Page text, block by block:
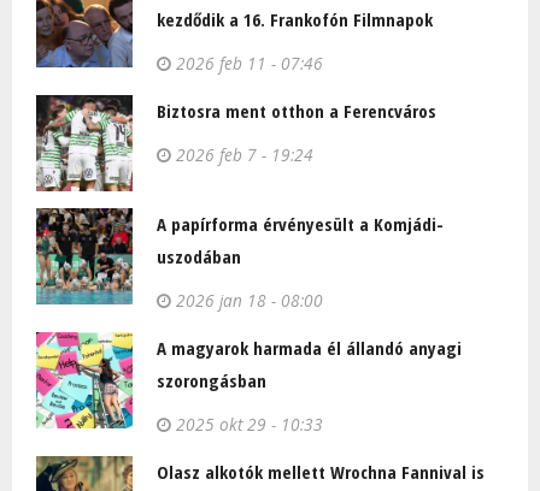
kezdődik a 16. Frankofón Filmnapok
2026 feb 11 - 07:46
Biztosra ment otthon a Ferencváros
2026 feb 7 - 19:24
A papírforma érvényesült a Komjádi-
uszodában
2026 jan 18 - 08:00
A magyarok harmada él állandó anyagi
szorongásban
2025 okt 29 - 10:33
Olasz alkotók mellett Wrochna Fannival is